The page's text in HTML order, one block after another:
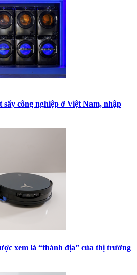
sấy công nghiệp ở Việt Nam, nhập
xem là “thánh địa” của thị trường